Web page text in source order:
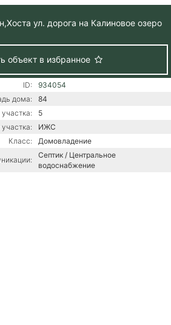
Хоста ул. дорога на Калиновое озеро
объект в избранное
ID:
934054
дома:
84
5
ИЖС
Класс:
Домовладение
Септик / Центральное
водоснабжение